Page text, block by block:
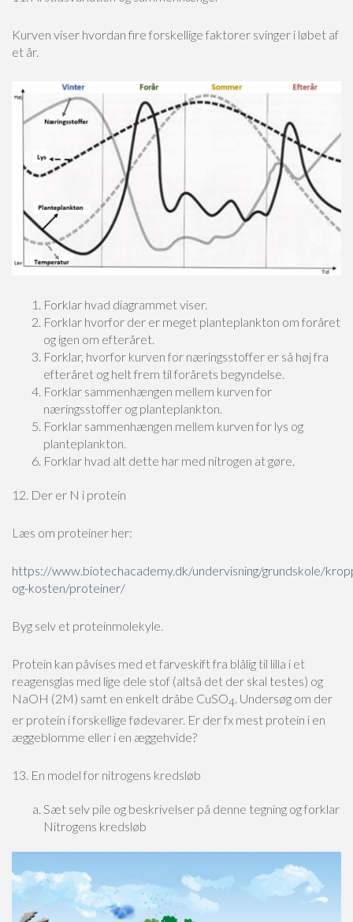
Kurven viser hvordan fire forskellige faktorer svinger i løbet af
et år.
Forklar hvad diagrammet viser.
Forklar hvorfor der er meget planteplankton om foråret
og igen om efteråret.
Forklar, hvorfor kurven for næringsstoffer er så høj fra
efteråret og helt frem til forårets begyndelse.
Forklar sammenhængen mellem kurven for
næringsstoffer og planteplankton.
Forklar sammenhængen mellem kurven for lys og
planteplankton.
Forklar hvad alt dette har med nitrogen at gøre.
12. Der er N i protein
Læs om proteiner her:
https://www.biotechacademy.dk/undervisning/grundskole/
og-kosten/proteiner/
Byg selv et proteinmolekyle.
Protein kan påvises med et farveskift fra blålig til lilla i et
reagensglas med lige dele stof (altså det der skal testes) og
NaOH (2M) samt en enkelt dråbe CuSO4. Undersøg om der
er protein i forskellige fødevarer. Er der fx mest protein i en
æggeblomme eller i en æggehvide?
13. En model for nitrogens kredsløb
Sæt selv pile og beskrivelser på denne tegning og forklar
Nitrogens kredsløb